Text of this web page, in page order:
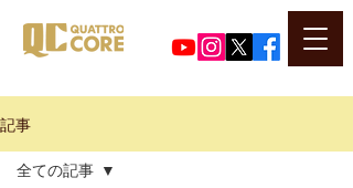
記事
全ての記事